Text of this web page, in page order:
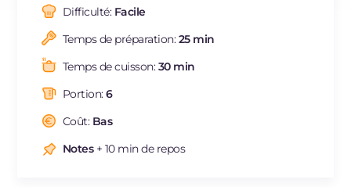
ES
NL
BR
Difficulté: Facile
Temps de préparation:25 min
Temps de cuisson:30 min
Portion:6
Coût: Bas
Notes+ 10 min de repos